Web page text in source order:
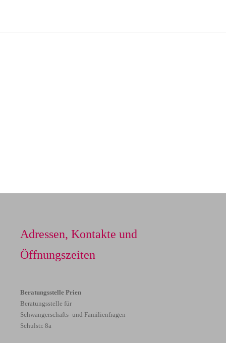
Adressen, Kontakte und
Öffnungszeiten
Beratungsstelle Prien
Beratungsstelle für
Schwangerschafts- und Familienfragen
Schulstr. 8a